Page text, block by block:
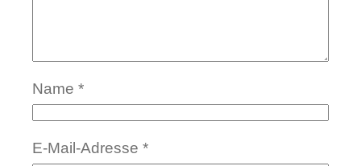
Name *
E-Mail-Adresse *